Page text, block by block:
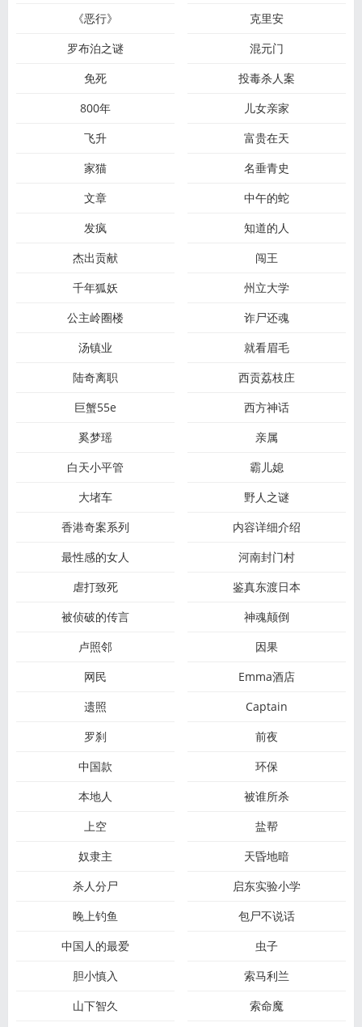
《恶行》
克里安
罗布泊之谜
混元门
免死
投毒杀人案
800年
儿女亲家
飞升
富贵在天
家猫
名垂青史
文章
中午的蛇
发疯
知道的人
杰出贡献
闯王
千年狐妖
州立大学
公主岭圈楼
诈尸还魂
汤镇业
就看眉毛
陆奇离职
西贡荔枝庄
巨蟹55e
西方神话
奚梦瑶
亲属
白天小平管
霸儿媳
大堵车
野人之谜
香港奇案系列
内容详细介绍
最性感的女人
河南封门村
虐打致死
鉴真东渡日本
被侦破的传言
神魂颠倒
卢照邻
因果
网民
Emma酒店
遗照
Captain
罗刹
前夜
中国款
环保
本地人
被谁所杀
上空
盐帮
奴隶主
天昏地暗
杀人分尸
启东实验小学
晚上钓鱼
包尸不说话
中国人的最爱
虫子
胆小慎入
索马利兰
山下智久
索命魔